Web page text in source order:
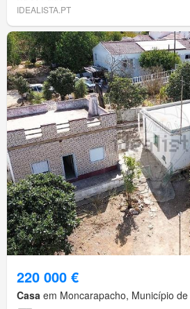
IDEALISTA.PT
220 000 €
Casa em Moncarapacho, Município